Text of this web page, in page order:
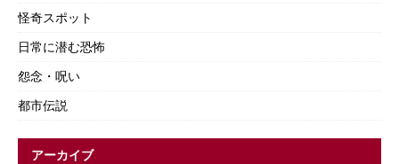
怪奇スポット
日常に潜む恐怖
怨念・呪い
都市伝説
アーカイブ